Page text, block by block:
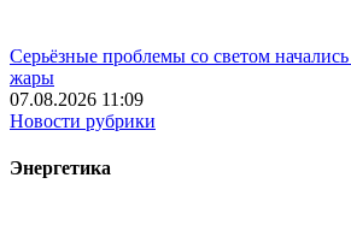
Серьёзные проблемы со светом начались
жары
07.08.2026 11:09
Новости рубрики
Энергетика